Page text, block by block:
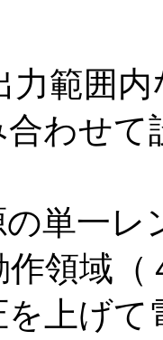
力範囲
わせて
単一レ
領域（
上げて